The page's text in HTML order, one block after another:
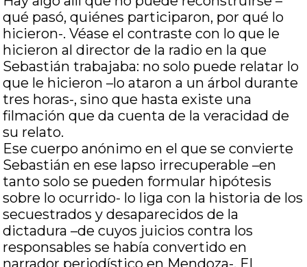
qué pasó, quiénes participaron, por qué lo
hicieron-. Véase el contraste con lo que le
hicieron al director de la radio en la que
Sebastián trabajaba: no solo puede relatar lo
que le hicieron –lo ataron a un árbol durante
tres horas-, sino que hasta existe una
filmación que da cuenta de la veracidad de
su relato.
Ese cuerpo anónimo en el que se convierte
Sebastián en ese lapso irrecuperable –en
tanto solo se pueden formular hipótesis
sobre lo ocurrido- lo liga con la historia de los
secuestrados y desaparecidos de la
dictadura –de cuyos juicios contra los
responsables se había convertido en
narrador periodístico en Mendoza-. El